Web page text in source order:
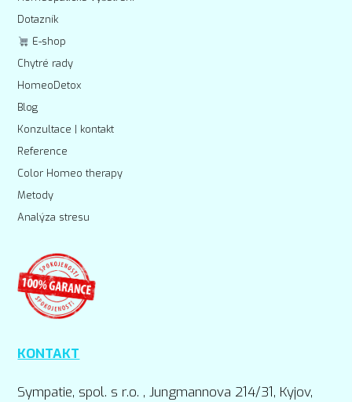
Dotazník
E-shop
Chytré rady
HomeoDetox
Blog
Konzultace | kontakt
Reference
Color Homeo therapy
Metody
Analýza stresu
KONTAKT
Sympatie, spol. s r.o. , Jungmannova 214/31, Kyjov,